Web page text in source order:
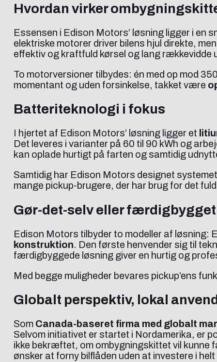
Hvordan virker
Essensen i Edison Motors’ løsning ligger i en
elektriske motorer driver bilens hjul direkte,
effektiv og kraftfuld kørsel og lang rækkevidde
To motorversioner tilbydes: én med op mod
momentant og uden forsinkelse, takket være
Batteriteknologi i fokus
I hjertet af Edison Motors’ løsning ligger et
Det leveres i varianter på 60 til 90 kWh og
kan oplade hurtigt på farten og samtidig
Samtidig har Edison Motors designet
mange pickup-brugere, der har brug for det
Gør-det-selv eller
Edison Motors tilbyder to modeller af løsning:
konstruktion. Den første henvender sig til
færdigbyggede løsning giver en hurtig og
Med begge muligheder bevares pickup’ens
Globalt perspektiv, lokal
Som Canada-baseret firma med globalt
Selvom initiativet er startet i Nordamerika, er
ikke bekræftet, om ombygningskittet vil kunne
ønsker at forny bilflåden uden at investere i helt